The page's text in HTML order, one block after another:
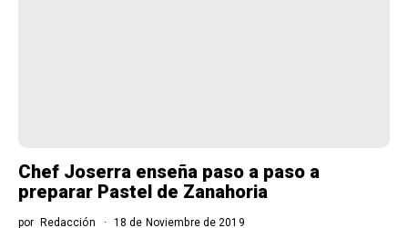
Chef Joserra enseña paso a paso a
preparar Pastel de Zanahoria
por Redacción 18 de Noviembre de 2019